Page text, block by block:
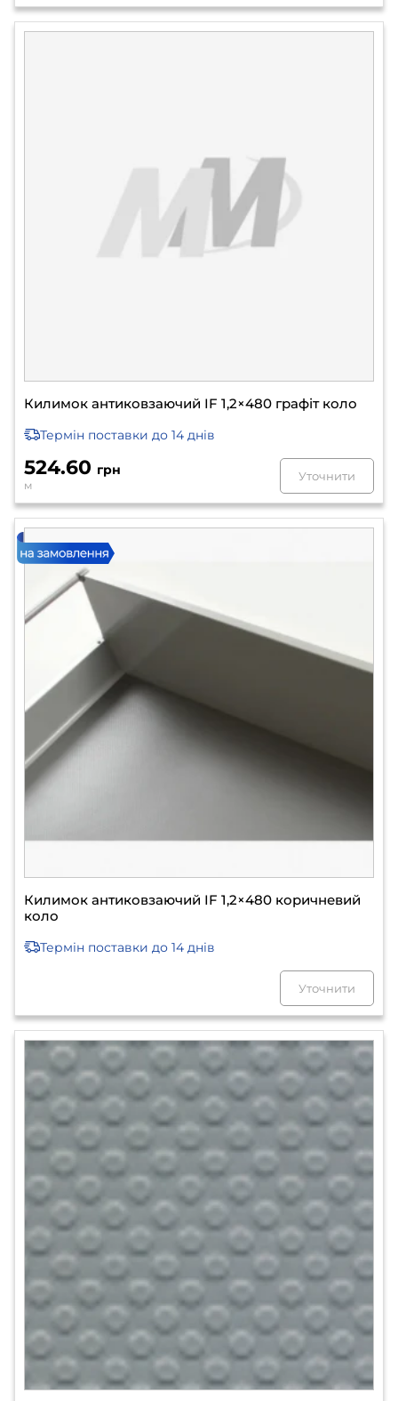
Килимок антиковзаючий IF 1,2×480 графіт коло
Термін поставки до 14 днів
524.60 грн
м
Уточнити
Килимок антиковзаючий IF 1,2×480 коричневий
коло
Термін поставки до 14 днів
Уточнити